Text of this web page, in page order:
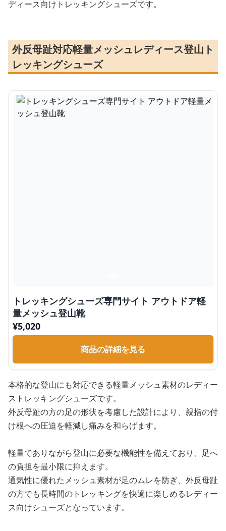
ディース向けトレッキングシューズです。
外反母趾対応軽量メッシュレディース登山ト
レッキングシューズ
トレッキングシューズ専門サイト アウトドア軽
量メッシュ登山靴
¥5,020
商品の詳細を見る
本格的な登山にも対応できる軽量メッシュ素材のレディー
ストレッキングシューズです。
外反母趾の方の足の形状を考慮した設計により、親指の付
け根への圧迫を軽減し痛みを和らげます。
軽量でありながら登山に必要な機能性を備えており、足へ
の負担を最小限に抑えます。
通気性に優れたメッシュ素材が足のムレを防ぎ、外反母趾
の方でも長時間のトレッキングを快適に楽しめるレディー
ス向けシューズとなっています。